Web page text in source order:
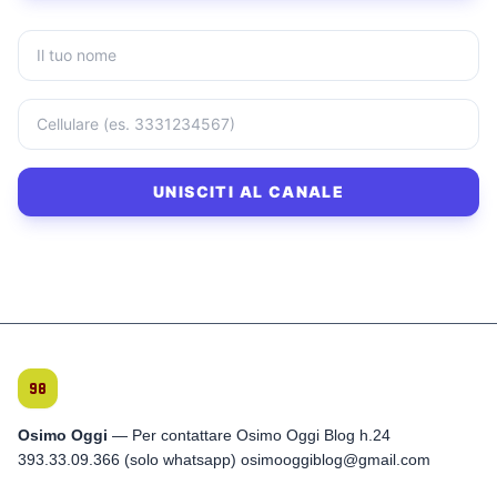
UNISCITI AL CANALE
Osimo Oggi — Per contattare Osimo Oggi Blog h.24
393.33.09.366 (solo whatsapp) osimooggiblog@gmail.com